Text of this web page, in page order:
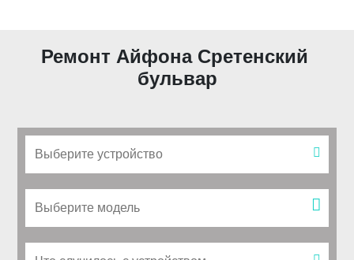
Ремонт Айфона Сретенский
бульвар